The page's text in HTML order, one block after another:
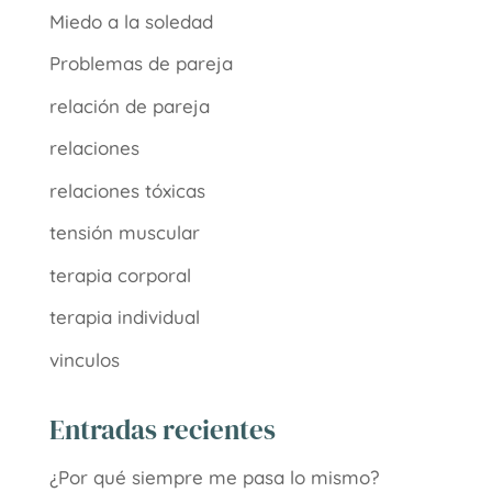
Miedo a la soledad
Problemas de pareja
relación de pareja
relaciones
relaciones tóxicas
tensión muscular
terapia corporal
terapia individual
vinculos
Entradas recientes
¿Por qué siempre me pasa lo mismo?